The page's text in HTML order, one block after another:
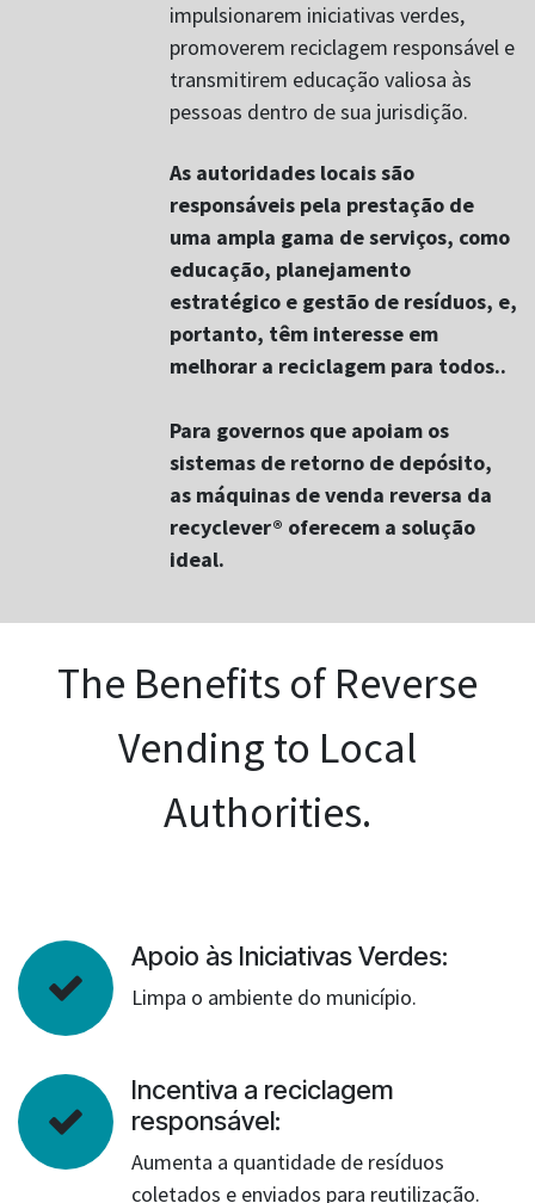
impulsionarem iniciativas verdes,
promoverem reciclagem responsável e
transmitirem educação valiosa às
pessoas dentro de sua jurisdição.
As autoridades locais são
responsáveis pela prestação de
uma ampla gama de serviços, como
educação, planejamento
estratégico e gestão de resíduos, e,
portanto, têm interesse em
melhorar a reciclagem para todos..
Para governos que apoiam os
sistemas de retorno de depósito,
as máquinas de venda reversa da
recyclever® oferecem a solução
ideal.
The Benefits of Reverse
Vending to Local
Authorities.
Apoio às Iniciativas Verdes:
Limpa o ambiente do município.
Incentiva a reciclagem
responsável:
Aumenta a quantidade de resíduos
coletados e enviados para reutilização.